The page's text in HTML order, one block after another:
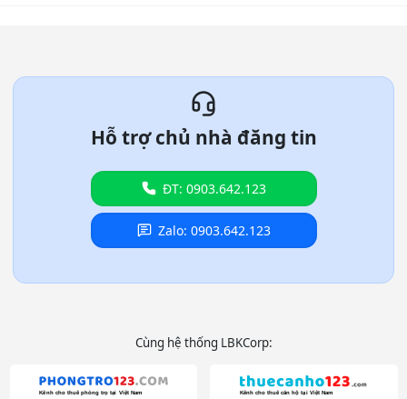
Hỗ trợ chủ nhà đăng tin
ĐT: 0903.642.123
Zalo: 0903.642.123
Cùng hệ thống LBKCorp: